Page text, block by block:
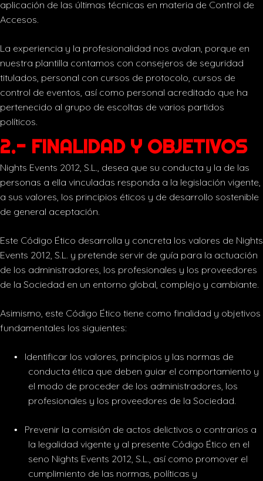
aplicación de las últimas técnicas en materia de Control de
Accesos.
La experiencia y la profesionalidad nos avalan, porque en
nuestra plantilla contamos con consejeros de seguridad
titulados, personal con cursos de protocolo, cursos de
control de eventos, así como personal acreditado que ha
pertenecido al grupo de escoltas de varios partidos
políticos.
2.- FINALIDAD Y OBJETIVOS
Nights Events 2012, S.L., desea que su conducta y la de las
personas a ella vinculadas responda a la legislación vigente,
a sus valores, los principios éticos y de desarrollo sostenible
de general aceptación.
Este Código Ético desarrolla y concreta los valores de Nights
Events 2012, S.L. y pretende servir de guía para la actuación
de los administradores, los profesionales y los proveedores
de la Sociedad en un entorno global, complejo y cambiante.
Asimismo, este Código Ético tiene como finalidad y objetivos
fundamentales los siguientes:
•
Identificar los valores, principios y las normas de
conducta ética que deben guiar el comportamiento y
el modo de proceder de los administradores, los
profesionales y los proveedores de la Sociedad.
•
Prevenir la comisión de actos delictivos o contrarios a
la legalidad vigente y al presente Código Ético en el
seno Nights Events 2012, S.L., así como promover el
cumplimiento de las normas, políticas y